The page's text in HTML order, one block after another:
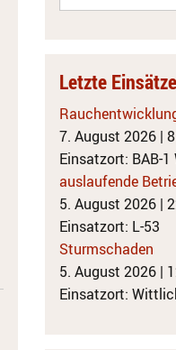
Letzte Einsätze
7. August 2026 |
Einsatzort: BAB-
auslaufende
5. August 2026 |
Einsatzort: L-53
Sturmschaden
5. August 2026 |
Einsatzort: